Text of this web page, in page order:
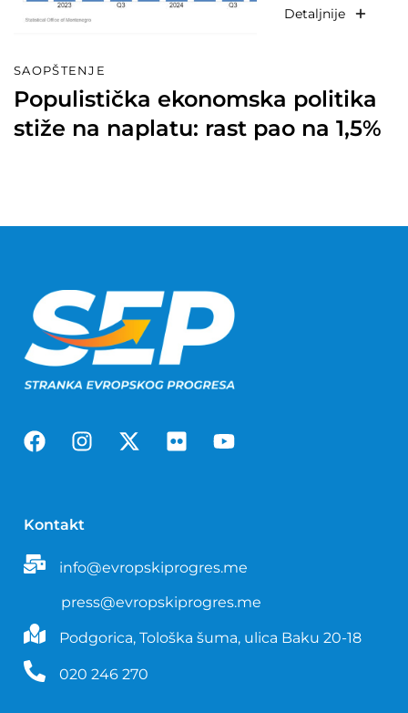
Detaljnije
SAOPŠTENJE
Populistička ekonomska politika
stiže na naplatu: rast pao na 1,5%
Kontakt
info@evropskiprogres.me
press@evropskiprogres.me
Podgorica, Tološka šuma, ulica Baku 20-18
020 246 270